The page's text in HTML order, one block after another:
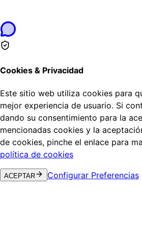
Cookies & Privacidad
Este sitio web utiliza cookies para
mejor experiencia de usuario. Si
dando su consentimiento para la
mencionadas cookies y la
de cookies, pinche el enlace para
política de cookies
ACEPTAR Configurar Preferencias